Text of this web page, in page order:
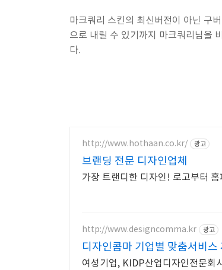
마크쿼리 스킨의 최신버전이 아닌 구
으로 내릴 수 있기까지 마크쿼리님을
다.
http://www.hothaan.co.kr/ 광고
브랜딩 전문 디자인업체
가장 트랜디한 디자인! 로고부터
http://www.designcomma.kr 광고
디자인콤마 기업별 맞춤서비스
여성기업, KIDP산업디자인전문회